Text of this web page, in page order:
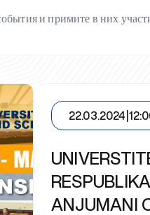
и примите в них
22.03.2024
ANJUMANI